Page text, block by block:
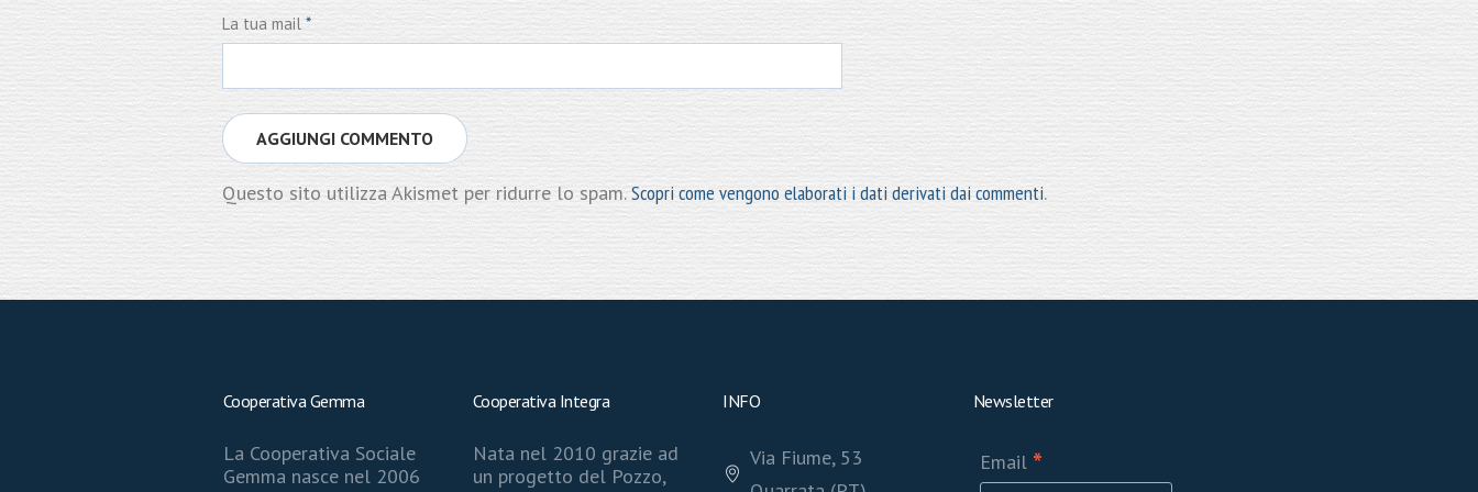
La tua mail *
Questo sito utilizza Akismet per ridurre lo spam.Scopri come vengono elaborati i dati derivati dai commenti.
Cooperativa Gemma
La Cooperativa Sociale
Gemma nasce nel 2006
Cooperativa Integra
Nata nel 2010 grazie ad
un progetto del Pozzo,
INFO
Via Fiume, 53
Newsletter
Email *